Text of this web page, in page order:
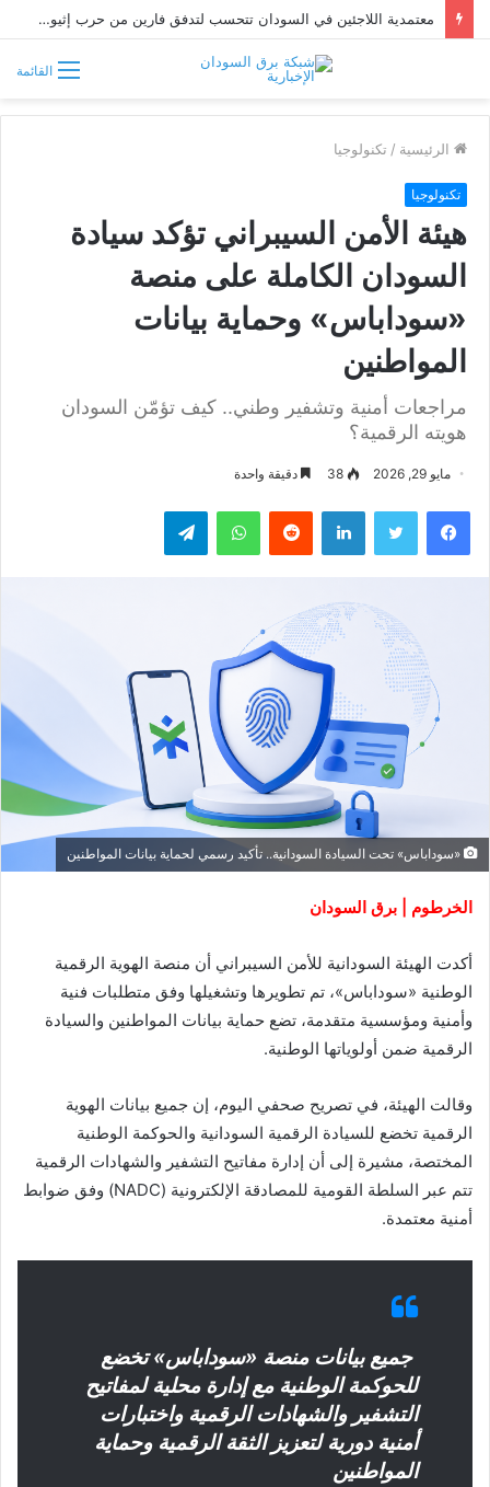
معتمدية اللاجئين في السودان تتحسب لتدفق فارين من حرب إثيوبيا
القائمة
الرئيسية / تكنولوجيا
تكنولوجيا
هيئة الأمن السيبراني تؤكد سيادة
السودان الكاملة على منصة
«سوداباس» وحماية بيانات
المواطنين
مراجعات أمنية وتشفير وطني.. كيف تؤمّن السودان
هويته الرقمية؟
مايو 29, 2026 38 دقيقة واحدة
فيسبوك تويتر لينكدإن واتساب تيلقرام
«سوداباس» تحت السيادة السودانية.. تأكيد رسمي لحماية بيانات المواطنين
الخرطوم | برق السودان
أكدت الهيئة السودانية للأمن السيبراني أن منصة الهوية الرقمية
الوطنية «سوداباس»، تم تطويرها وتشغيلها وفق متطلبات فنية
وأمنية ومؤسسية متقدمة، تضع حماية بيانات المواطنين والسيادة
الرقمية ضمن أولوياتها الوطنية.
وقالت الهيئة، في تصريح صحفي اليوم، إن جميع بيانات الهوية
الرقمية تخضع للسيادة الرقمية السودانية والحوكمة الوطنية
المختصة، مشيرة إلى أن إدارة مفاتيح التشفير والشهادات الرقمية
تتم عبر السلطة القومية للمصادقة الإلكترونية (NADC) وفق ضوابط
أمنية معتمدة.
جميع بيانات منصة «سوداباس» تخضع
للحوكمة الوطنية مع إدارة محلية لمفاتيح
التشفير والشهادات الرقمية واختبارات
أمنية دورية لتعزيز الثقة الرقمية وحماية
المواطنين